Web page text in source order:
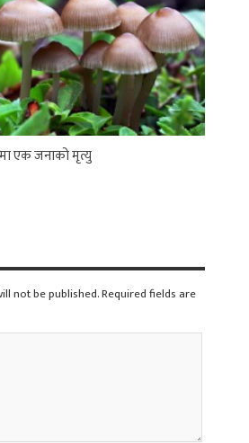
एक जनाको मृत्यु
not be published. Required fields are